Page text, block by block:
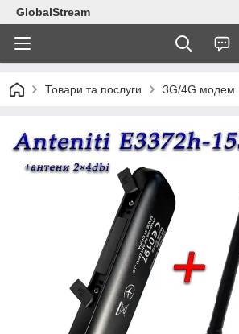
GlobalStream
Товари та послуги 3G/4G модем